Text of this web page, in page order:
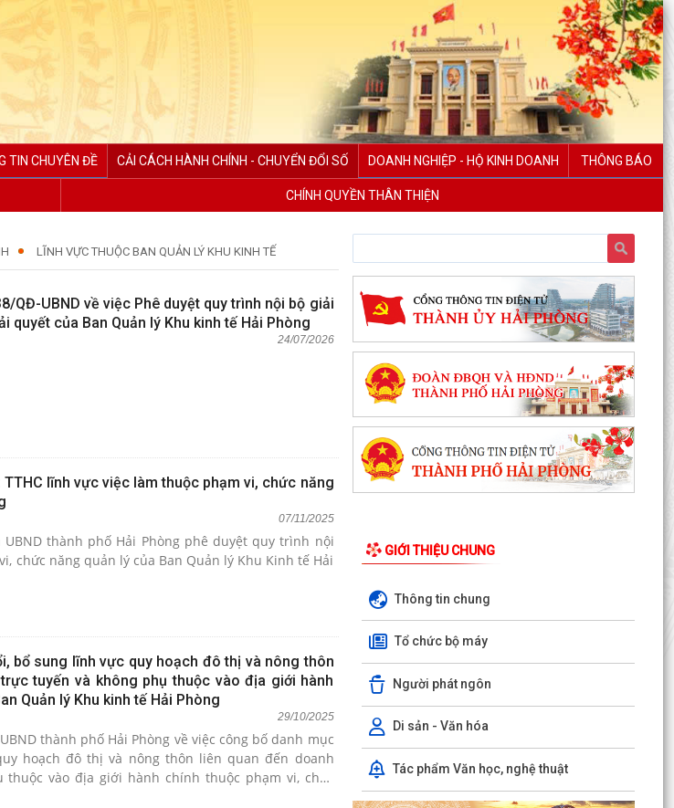
TIN CHUYÊN ĐỀ CẢI CÁCH HÀNH CHÍNH - CHUYỂN ĐỔI SỐ DOANH NGHIỆP - HỘ KINH DOANH THÔNG BÁO
CHÍNH QUYỀN THÂN THIỆN
LĨNH VỰC THUỘC BAN QUẢN LÝ KHU KINH TẾ
QĐ-UBND về việc Phê duyệt quy trình nội bộ giải
quyết của Ban Quản lý Khu kinh tế Hải Phòng
24/07/2026
lĩnh vực việc làm thuộc phạm vi, chức năng
07/11/2025
UBND thành phố Hải Phòng phê duyệt quy trình nội
chức năng quản lý của Ban Quản lý Khu Kinh tế Hải
bổ sung lĩnh vực quy hoạch đô thị và nông thôn
tuyến và không phụ thuộc vào địa giới hành
Quản lý Khu kinh tế Hải Phòng
29/10/2025
thành phố Hải Phòng về việc công bố danh mục
hoạch đô thị và nông thôn liên quan đến doanh
vào địa giới hành chính thuộc phạm vi, chức
GIỚI THIỆU CHUNG
Thông tin chung
Tổ chức bộ máy
Người phát ngôn
Di sản - Văn hóa
Tác phẩm Văn học, nghệ thuật